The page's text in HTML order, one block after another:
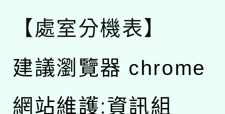
【處室分機表】
建議瀏覽器 chrome
網站維護:資訊組